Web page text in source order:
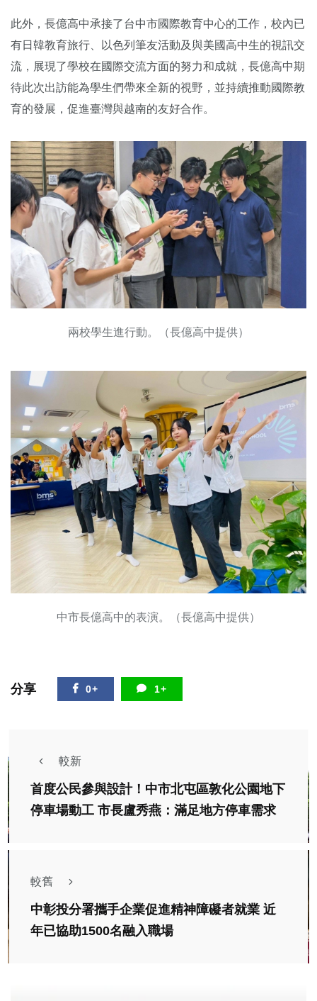
此外，長億高中承接了台中市國際教育中心的工作，校內已
有日韓教育旅行、以色列筆友活動及與美國高中生的視訊交
流，展現了學校在國際交流方面的努力和成就，長億高中期
待此次出訪能為學生們帶來全新的視野，並持續推動國際教
育的發展，促進臺灣與越南的友好合作。
兩校學生進行動。（長億高中提供）
中市長億高中的表演。（長億高中提供）
分享 0+ 1+
較新
首度公民參與設計！中市北屯區敦化公園地下
停車場動工 市長盧秀燕：滿足地方停車需求
較舊
中彰投分署攜手企業促進精神障礙者就業 近
年已協助1500名融入職場